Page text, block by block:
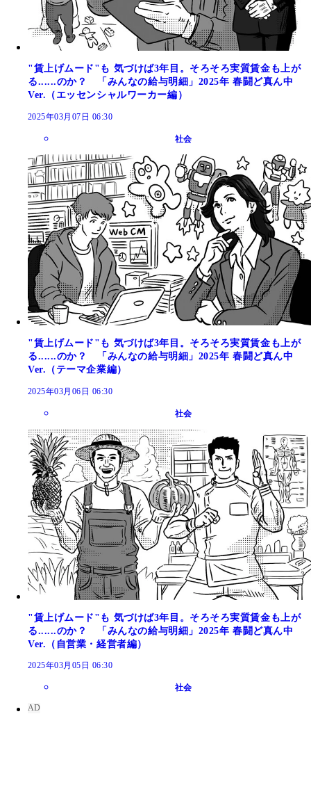
"賃上げムード"も 気づけば3年目。そろそろ実質賃金も上が
る......のか？ 「みんなの給与明細」2025年 春闘ど真ん中
Ver.（エッセンシャルワーカー編）
2025年03月07日 06:30
社会
"賃上げムード"も 気づけば3年目。そろそろ実質賃金も上が
る......のか？ 「みんなの給与明細」2025年 春闘ど真ん中
Ver.（テーマ企業編）
2025年03月06日 06:30
社会
"賃上げムード"も 気づけば3年目。そろそろ実質賃金も上が
る......のか？ 「みんなの給与明細」2025年 春闘ど真ん中
Ver.（自営業・経営者編）
2025年03月05日 06:30
社会